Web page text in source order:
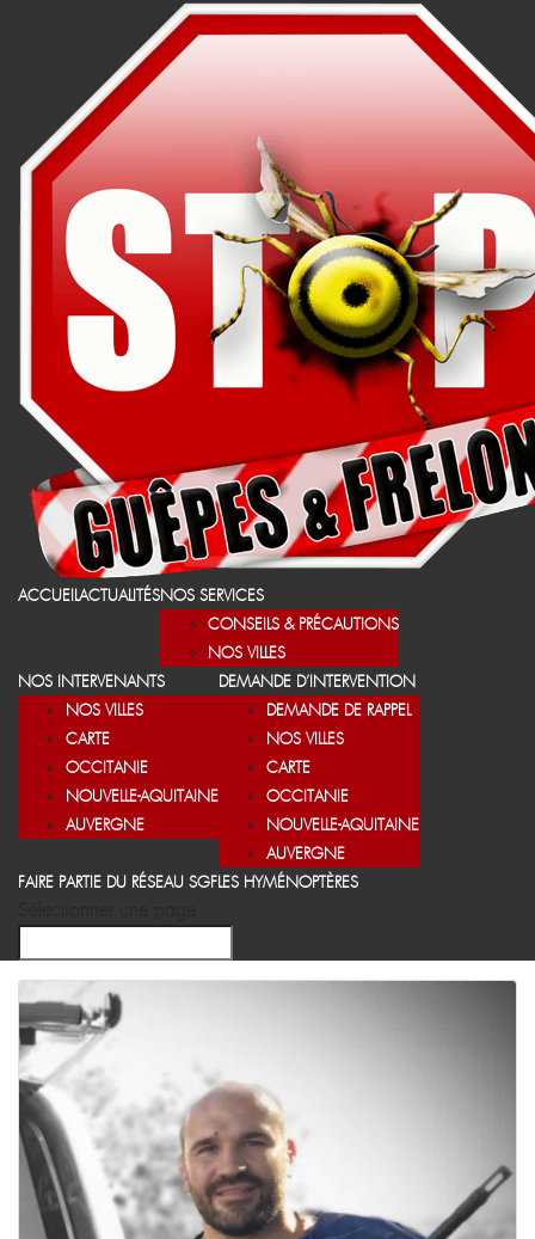
ACCUEILACTUALITÉSNOS SERVICES
CONSEILS & PRÉCAUTIONS
NOS VILLES
NOS INTERVENANTS
NOS VILLES
CARTE
OCCITANIE
NOUVELLE-AQUITAINE
AUVERGNE
DEMANDE D’INTERVENTION
DEMANDE DE RAPPEL
NOS VILLES
CARTE
OCCITANIE
NOUVELLE-AQUITAINE
AUVERGNE
FAIRE PARTIE DU RÉSEAU SGFLES HYMÉNOPTÈRES